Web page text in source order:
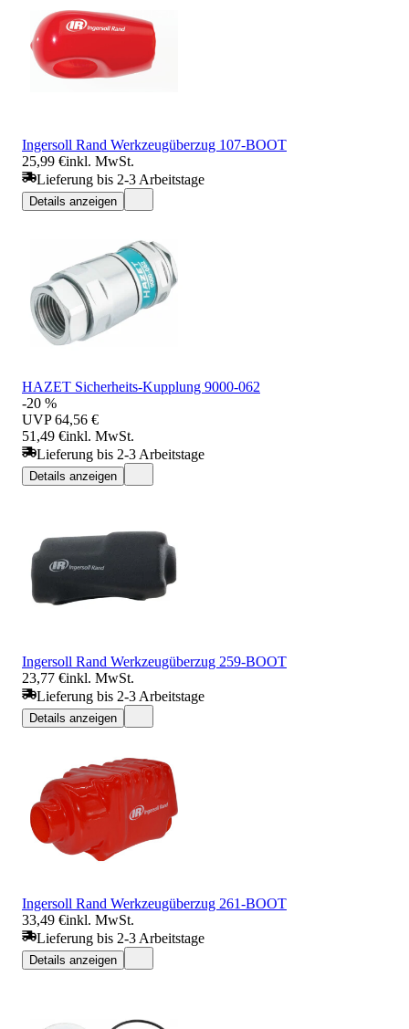
Ingersoll Rand Werkzeugüberzug 107-BOOT
25,99 €inkl. MwSt.
Lieferung bis 2-3 Arbeitstage
Details anzeigen
HAZET Sicherheits-Kupplung 9000-062
-20 %
UVP 64,56 €
51,49 €inkl. MwSt.
Lieferung bis 2-3 Arbeitstage
Details anzeigen
Ingersoll Rand Werkzeugüberzug 259-BOOT
23,77 €inkl. MwSt.
Lieferung bis 2-3 Arbeitstage
Details anzeigen
Ingersoll Rand Werkzeugüberzug 261-BOOT
33,49 €inkl. MwSt.
Lieferung bis 2-3 Arbeitstage
Details anzeigen